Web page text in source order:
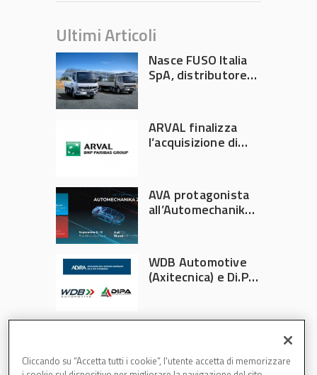
Ultimi Articoli
Nasce FUSO Italia
SpA, distributore
ARVAL finalizza
l’acquisizione di
AVA protagonista
all’Automechanika
WDB Automotive
(Axitecnica) e Di.Pa.
Cliccando su “Accetta tutti i cookie”, l'utente accetta di memorizzare